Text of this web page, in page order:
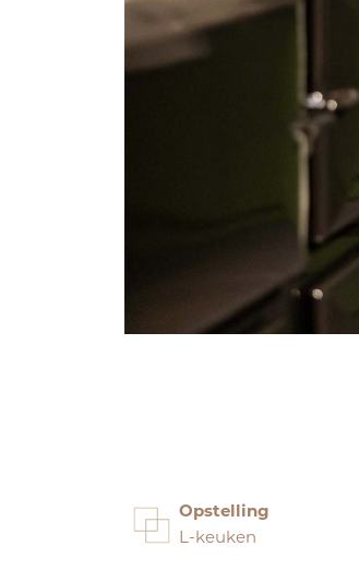
Opstelling
L-keuken